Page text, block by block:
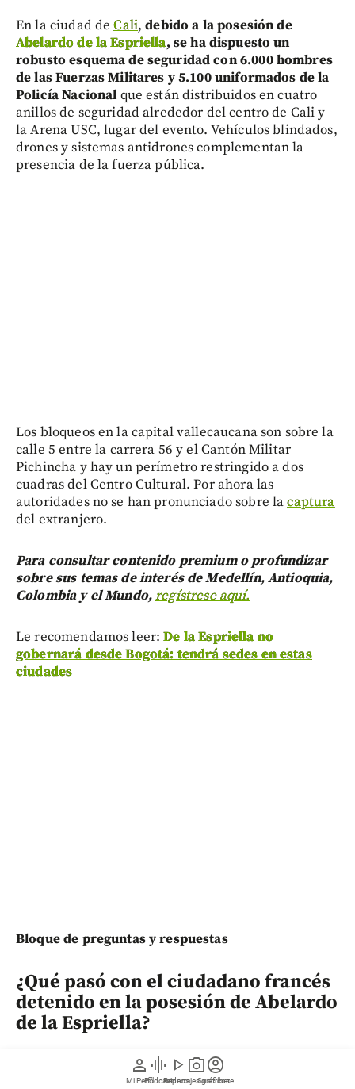
person
Mi Perfil
graphic_eq
Pódcast
play_arrow
Videos
photo_camera
Reportajes gráficos
account_circle
Suscríbete
En la ciudad deCali,debido a la posesión de
Abelardo de la Espriella, se ha dispuesto un
robusto esquema de seguridad con 6.000 hombres
de las Fuerzas Militares y 5.100 uniformados de la
Policía Nacional que están distribuidos en cuatro
anillos de seguridad alrededor del centro de Cali y
la Arena USC, lugar del evento. Vehículos blindados,
drones y sistemas antidrones complementan la
presencia de la fuerza pública.
Los bloqueos en la capital vallecaucana son sobre la
calle 5 entre la carrera 56 y el Cantón Militar
Pichincha y hay un perímetro restringido a dos
cuadras del Centro Cultural. Por ahora las
autoridades no se han pronunciado sobre lacaptura
del extranjero.
Para consultar contenido premium o profundizar
sobre sus temas de interés de Medellín, Antioquia,
Colombia y el Mundo,regístrese aquí.
Le recomendamos leer:De la Espriella no
gobernará desde Bogotá: tendrá sedes en estas
ciudades
Bloque de preguntas y respuestas
¿Qué pasó con el ciudadano francés
detenido en la posesión de Abelardo
de la Espriella?
Un ciudadano extranjero fue capturado por la Policía
Nacional en Cali tras ignorar las restricciones e